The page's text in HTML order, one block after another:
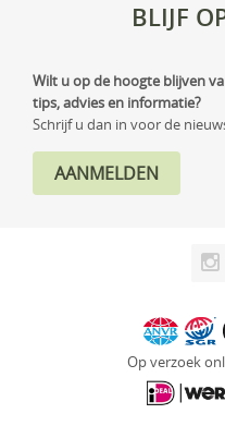
BLIJF
Wilt u op de hoogte blijven
tips, advies en informatie?
Schrijf u dan in voor de
Op verzoek